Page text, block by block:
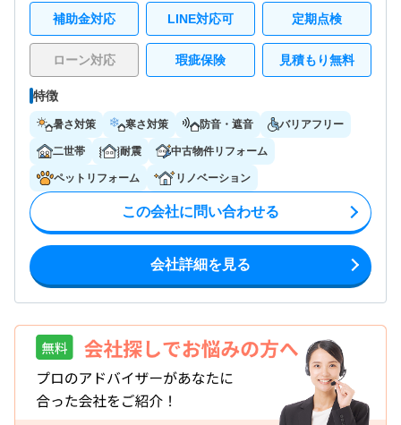
補助金対応 LINE対応可 定期点検
ローン対応 瑕疵保険 見積もり無料
特徴
暑さ対策 寒さ対策 防音・遮音 バリアフリー
二世帯 耐震 中古物件リフォーム
ペットリフォーム リノベーション
この会社に問い合わせる
会社詳細を見る